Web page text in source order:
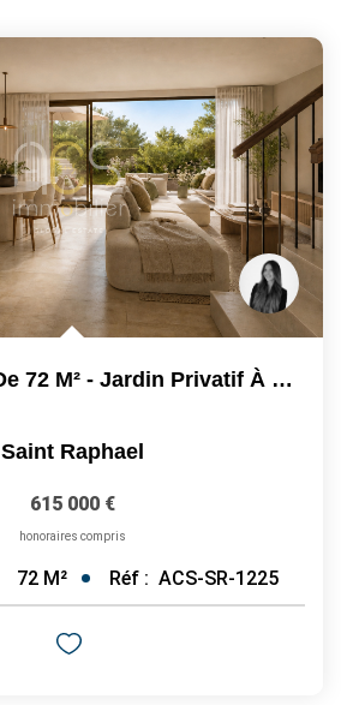
Villa Neuve T3 De 72 M² - Jardin Privatif À Saint-Raphaël -...
Saint Raphael
615 000 €
honoraires compris
72 M² Réf : ACS-SR-1225